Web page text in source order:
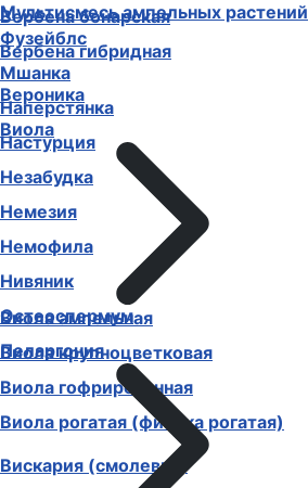
Вербена бонарская
Вербена гибридная
Вероника
Виола
Виола ампельная
Виола крупноцветковая
Виола гофрированная
Виола рогатая (фиалка рогатая)
Вискария (смолевка)
Мультисмесь ампельных растений
Фузейблс
Мшанка
Наперстянка
Настурция
Незабудка
Немезия
Немофила
Нивяник
Остеоспермум
Пеларгония